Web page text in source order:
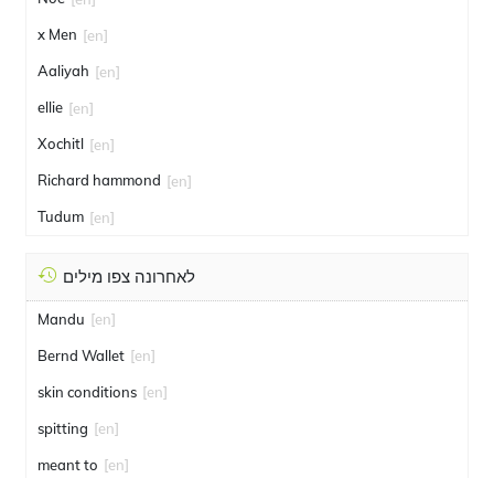
x Men [en]
Aaliyah [en]
ellie [en]
Xochitl [en]
Richard hammond [en]
Tudum [en]
לאחרונה צפו מילים
Mandu [en]
Bernd Wallet [en]
skin conditions [en]
spitting [en]
meant to [en]